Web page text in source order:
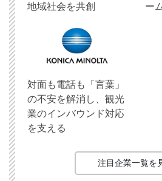
地域社会を共創
ー
対面も電話も「言葉」
の不安を解消し、観光
業のインバウンド対応
を支える
注目企業一覧を